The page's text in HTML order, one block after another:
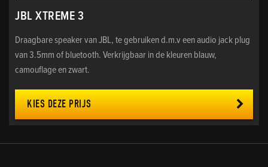
JBL XTREME 3
Draagbare speaker van JBL, te gebruiken d.m.v een audio jack plug
van 3.5mm of bluetooth. Verkrijgbaar in de kleuren blauw,
camouflage en zwart.
KIES DEZE PRIJS